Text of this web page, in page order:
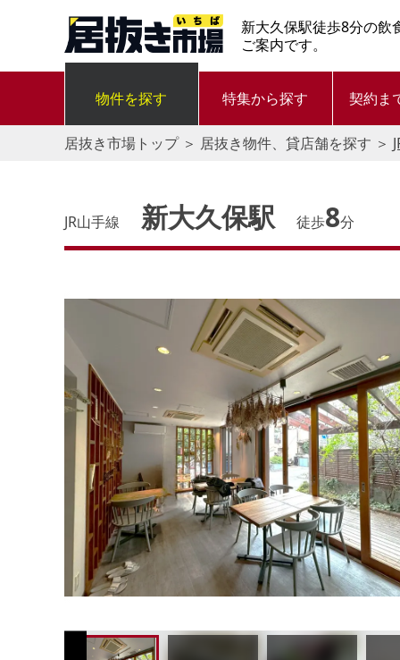
新大久保駅徒歩8分の飲
ご案内です。
物件を探す 特集から探す 契約ま
居抜き市場トップ＞ 居抜き物件、貸店舗を探す ＞
JR山手線 新大久保駅 徒歩8分